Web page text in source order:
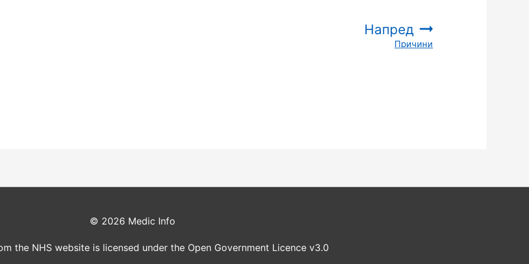
Напред
:
Причини
© 2026 Medic Info
the NHS website is licensed under the Open Government Licence v3.0